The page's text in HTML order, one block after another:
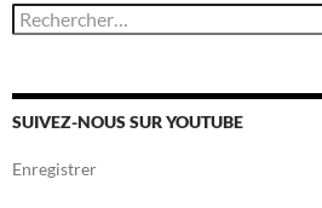
R
e
e
r
h
SUIVEZ-NOUS SUR YOUTUBE
Enregistrer